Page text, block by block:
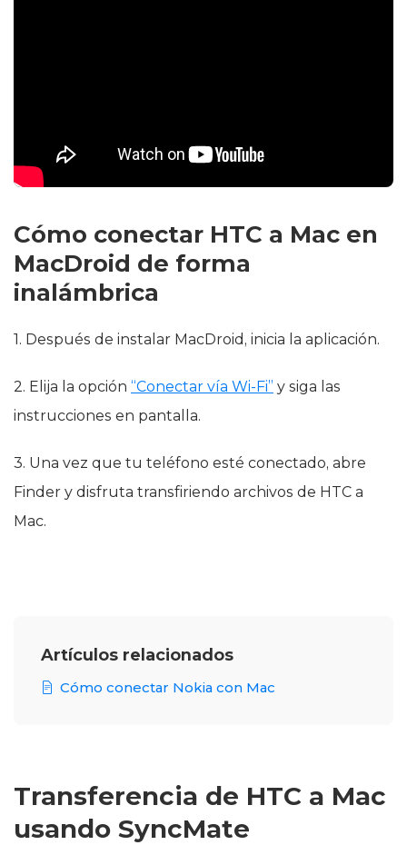
Cómo conectar HTC a Mac en
MacDroid de forma
inalámbrica
1. Después de instalar MacDroid, inicia la aplicación.
2. Elija la opción “Conectar vía Wi-Fi” y siga las
instrucciones en pantalla.
3. Una vez que tu teléfono esté conectado, abre
Finder y disfruta transfiriendo archivos de HTC a
Mac.
Artículos relacionados
Cómo conectar Nokia con Mac
Transferencia de HTC a Mac
usando SyncMate